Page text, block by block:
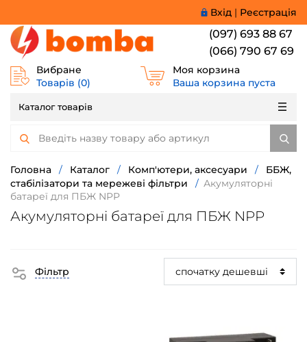
Вхід | Реєстрація
(097) 693 88 67
(066) 790 67 69
Вибране
Товарів (0)
Моя корзина
Ваша корзина пуста
Каталог товарів
Головна / Каталог / Комп'ютери, аксесуари /
ББЖ,
стабілізатори та мережеві фільтри
/ Акумуляторні
батареї для ПБЖ NPP
Акумуляторні батареї для ПБЖ NPP
Фільтр